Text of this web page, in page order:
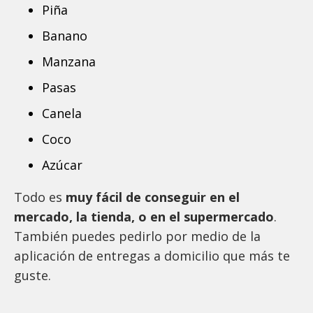
Piña
Banano
Manzana
Pasas
Canela
Coco
Azúcar
Todo es muy fácil de conseguir en el
mercado, la tienda, o en el supermercado.
También puedes pedirlo por medio de la
aplicación de entregas a domicilio que más te
guste.